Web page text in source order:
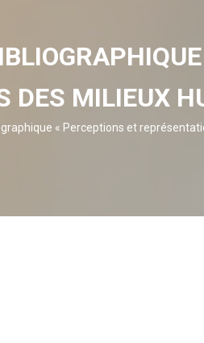
DES MILIEUX
« Perceptions et